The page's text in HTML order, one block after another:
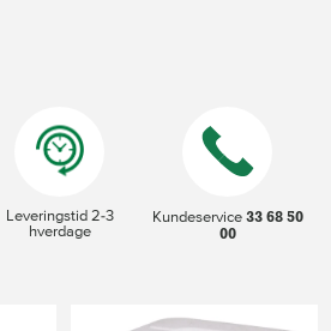
Leveringstid 2-3
hverdage
Kundeservice33 68 50
00